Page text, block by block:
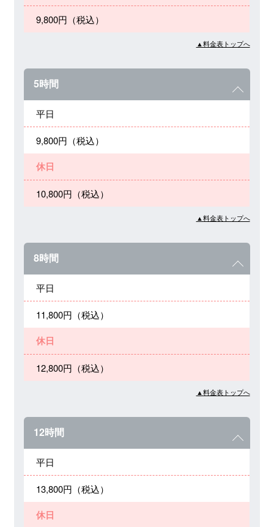
9,800円（税込）
▲料金表トップへ
5時間
平日
9,800円（税込）
休日
10,800円（税込）
▲料金表トップへ
8時間
平日
11,800円（税込）
休日
12,800円（税込）
▲料金表トップへ
12時間
平日
13,800円（税込）
休日